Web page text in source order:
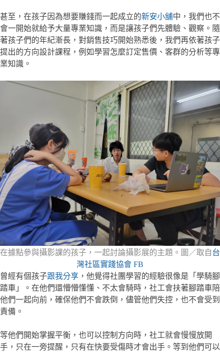
甚至，在孩子因為想要賺錢而一起成立的新安小舖中，我們也不
會一開始就給予大量專業知識，而是讓孩子們先體驗、觀察。隨
著孩子們的年紀漸長，對銷售技巧開始熟悉後，我們再依著孩子
提出的方向設計課程，例如學習怎麼訂定售價、客群的分析等專
業知識。
在據點參與攝影課的孩子，一起討論攝影展的主題。圖／取自 台
灣社區實踐協會 FB
曾經有個孩子跟我分享 ，他覺得社團學習的經驗很像是「學騎腳
踏車」。在他們還懵懵懂懂、不太會騎時，社工會扶著腳踏車陪
他們一起向前，確保他們不會跌倒，儘管他們失控，也不會受到
責備。
等他們開始掌握平衡，也可以控制方向時，社工就會慢慢放開
手，只在一旁提醒，只有在快要受傷時才會出手。等到他們可以